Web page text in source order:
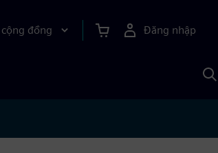
đồng Đăng nhập